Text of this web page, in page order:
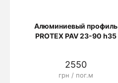
Алюминиевый профиль
PROTEX PAV 23-90 h35
2550
грн / пог.м